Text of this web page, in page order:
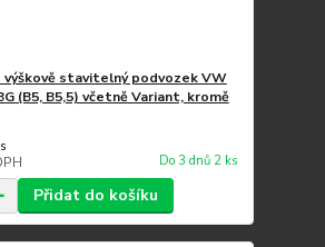
výškově stavitelný podvozek VW
(B5, B5,5) včetně Variant, kromě
Do 3 dnů 2 ks
Přidat do košíku